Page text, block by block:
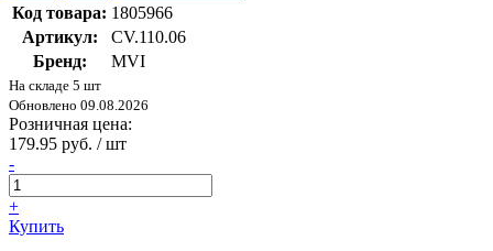
Код товара: 1805966
Артикул:
CV.110.06
Бренд:
MVI
На складе 5 шт
Обновлено 09.08.2026
Розничная цена:
179.95 руб. / шт
-
+
Купить